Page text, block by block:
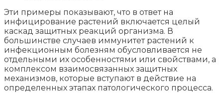
Эти примеры показывают, что в ответ на
инфицирование растений включается целый
каскад защитных реакций организма. В
большинстве случаев иммунитет растений к
инфекционным болезням обусловливается не
отдельными их особенностями или свойствами, а
комплексом взаимосвязанных защитных
механизмов, которые вступают в действие на
определенных этапах патологического процесса.